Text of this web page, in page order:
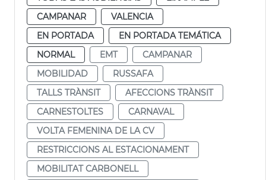
CAMPANAR
VALENCIA
EN PORTADA
EN PORTADA TEMÁTICA
NORMAL
EMT
CAMPANAR
MOBILIDAD
RUSSAFA
TALLS TRÀNSIT
AFECCIONS TRÀNSIT
CARNESTOLTES
CARNAVAL
VOLTA FEMENINA DE LA CV
RESTRICCIONS AL ESTACIONAMENT
MOBILITAT CARBONELL